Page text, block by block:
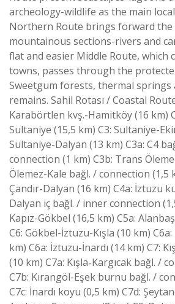
archeology-wildlife as the main
Northern Route brings forward
mountainous sections-rivers and
flat and easier Middle Route, which
towns, passes through the
Sweetgum forests, thermal springs
remains. Sahil Rotası / Coastal
Karabörtlen kvş.-Hamitköy (16 km)
Sultaniye (15,5 km) C3: Sultaniye-
Sultaniye-Dalyan (13 km) C3a: C4
connection (1 km) C3b: Trans
Ölemez-Kale bağl. / connection (1,5
Çandır-Dalyan (16 km) C4a: İztuzu
Dalyan iç bağl. / inner connection
Kapız-Gökbel (16,5 km) C5a:
C6: Gökbel-İztuzu-Kışla (10 km)
km) C6a: İztuzu-İnardı (14 km) C7:
(10 km) C7a: Kışla-Kargıcak bağl. /
C7b: Kırangöl-Eşek burnu bağl. /
C7c: İnardı koyu (0,5 km) C7d: